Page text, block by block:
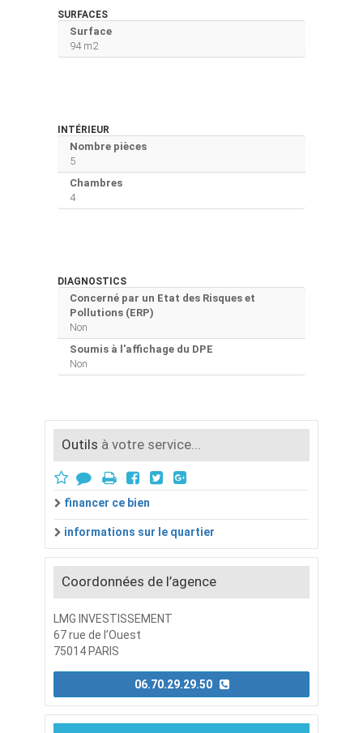
SURFACES
Surface
94 m2
INTÉRIEUR
Nombre pièces
5
Chambres
4
DIAGNOSTICS
Concerné par un Etat des Risques et
Pollutions (ERP)
Non
Soumis à l'affichage du DPE
Non
Outils à votre service...
financer ce bien
informations sur le quartier
Coordonnées de l’agence
LMG INVESTISSEMENT
67 rue de l’Ouest
75014 PARIS